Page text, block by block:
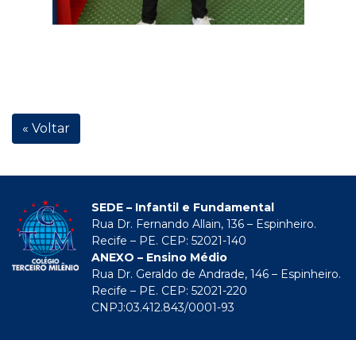
« Voltar
SEDE – Infantil e Fundamental
Rua Dr. Fernando Allain, 136 – Espinheiro.
Recife – PE. CEP: 52021-140
ANEXO – Ensino Médio
Rua Dr. Geraldo de Andrade, 146 – Espinheiro.
Recife – PE. CEP: 52021-220
CNPJ:03.412.843/0001-93